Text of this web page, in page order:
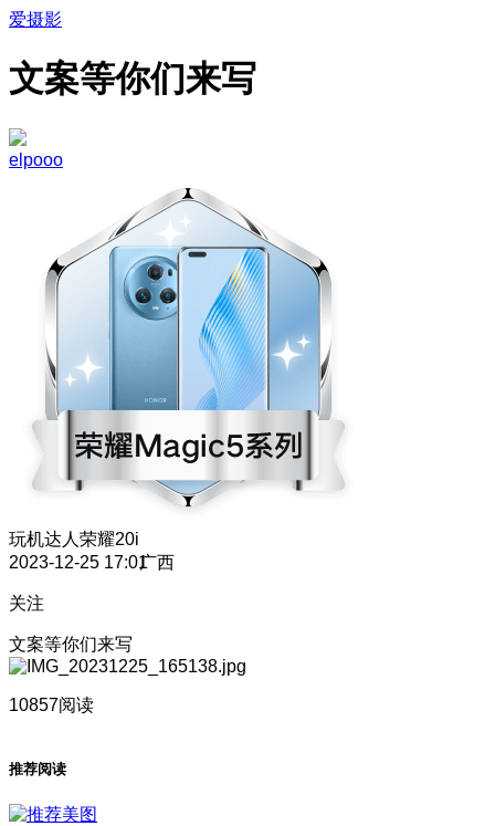
爱摄影
文案等你们来写
elpooo
玩机达人 荣耀20i
2023-12-25 17:01广西
关注
文案等你们来写
10857阅读
推荐阅读